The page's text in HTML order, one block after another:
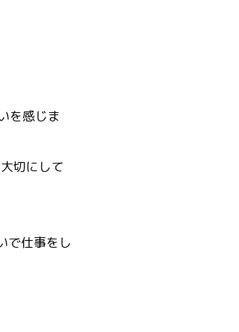
を感じま
切にして
で仕事をし